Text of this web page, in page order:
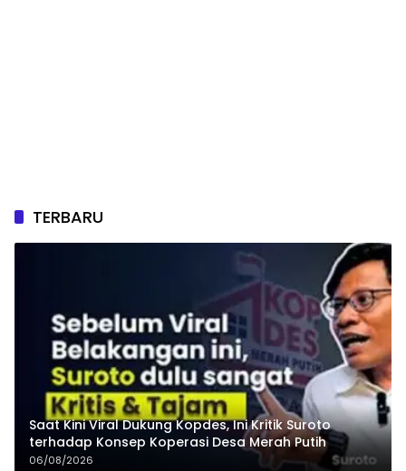
TERBARU
Saat Kini Viral Dukung Kopdes, Ini Kritik Suroto
terhadap Konsep Koperasi Desa Merah Putih
06/08/2026